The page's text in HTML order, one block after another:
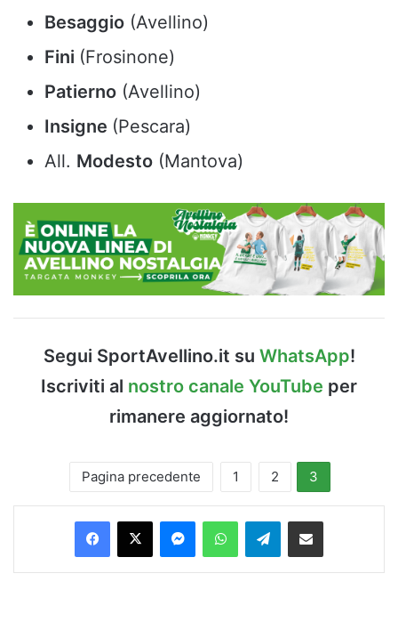
Besaggio (Avellino)
Fini (Frosinone)
Patierno (Avellino)
Insigne (Pescara)
All. Modesto (Mantova)
Segui SportAvellino.it su WhatsApp!
Iscriviti al nostro canale YouTube per
rimanere aggiornato!
Pagina precedente 1 2 3
Facebook
X MessengerWhatsAppTelegramCondividi via Email